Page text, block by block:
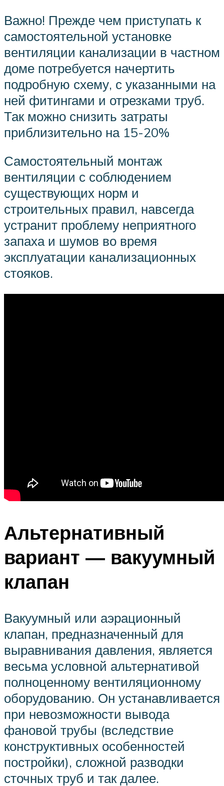
Важно! Прежде чем приступать к
самостоятельной установке
вентиляции канализации в частном
доме потребуется начертить
подробную схему, с указанными на
ней фитингами и отрезками труб.
Так можно снизить затраты
приблизительно на 15-20%
Самостоятельный монтаж
вентиляции с соблюдением
существующих норм и
строительных правил, навсегда
устранит проблему неприятного
запаха и шумов во время
эксплуатации канализационных
стояков.
Альтернативный
вариант — вакуумный
клапан
Вакуумный или аэрационный
клапан, предназначенный для
выравнивания давления, является
весьма условной альтернативой
полноценному вентиляционному
оборудованию. Он устанавливается
при невозможности вывода
фановой трубы (вследствие
конструктивных особенностей
постройки), сложной разводки
сточных труб и так далее.